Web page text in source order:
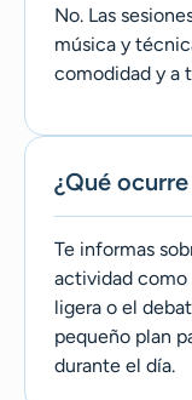
No. Las
música y
comodidad y a
¿Qué
Te informas
actividad como
ligera o el
pequeño plan
durante el día.